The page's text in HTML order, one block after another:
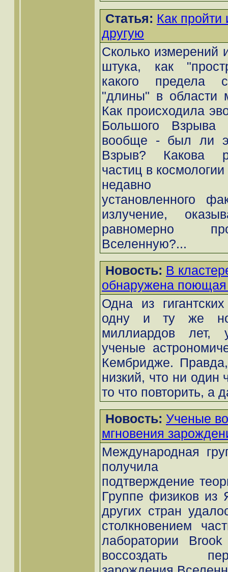
Статья: Как пройти
другую
Сколько измерений
штука, как
какого предела
"длины" в области
Как происходила
Большого
вообще - был ли
Взрыв? Какова
частиц в
недавно
установленного
излучение,
равномерно
Вселенную?...
Новость: В
обнаружена
Одна из
одну и ту же
миллиардов лет,
ученые
Кембридже. Правда,
низкий, что ни один
то что повторить, а
Новость: Ученые
мгновения
Международная
получила
подтверждение
Группе физиков
других стран
столкновением
лаборатории
воссоздать